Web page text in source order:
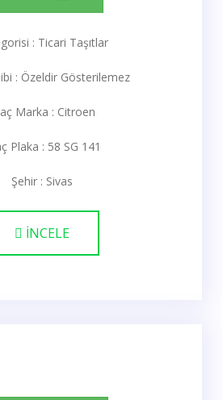
: Ticari Taşıtlar
: Özeldir Gösterilemez
Marka : Citroen
Plaka : 58 SG 141
Şehir : Sivas
İNCELE